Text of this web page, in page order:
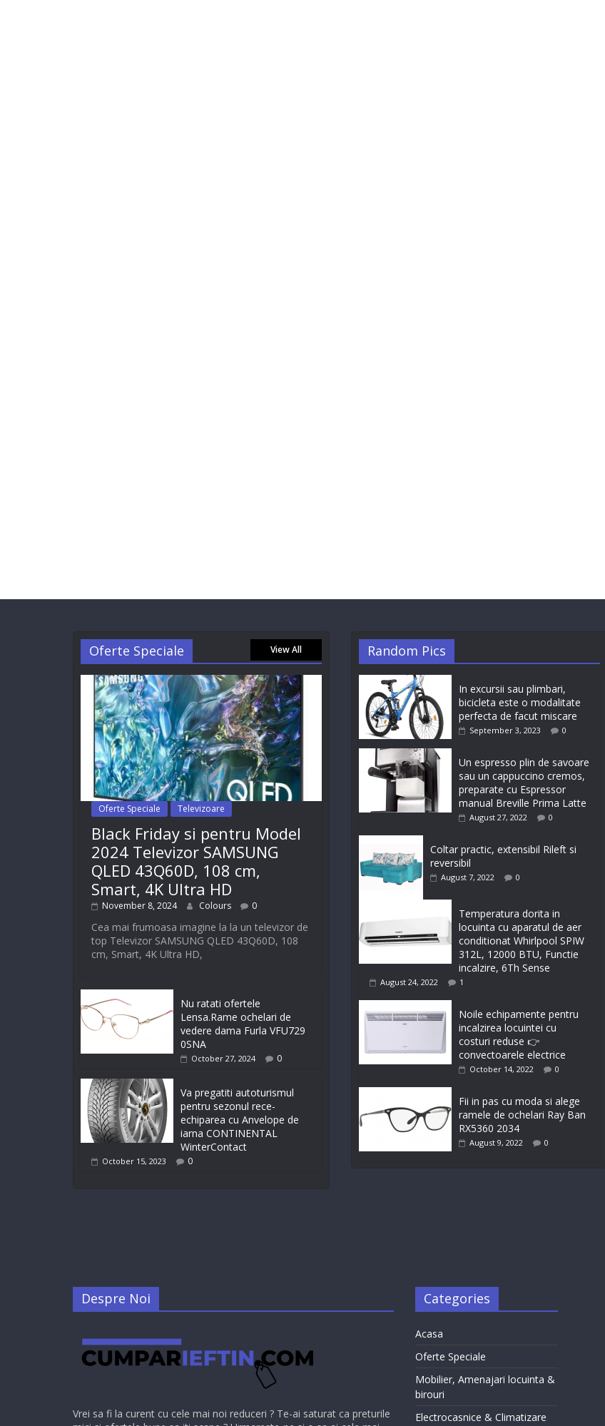
Oferte Speciale View All
Oferte Speciale Televizoare
Black Friday si pentru Model
2024 Televizor SAMSUNG
QLED 43Q60D, 108 cm,
Smart, 4K Ultra HD
November 8, 2024 Colours 0
Cea mai frumoasa imagine la la un televizor de
top Televizor SAMSUNG QLED 43Q60D, 108
cm, Smart, 4K Ultra HD,
Nu ratati ofertele
Lensa.Rame ochelari de
vedere dama Furla VFU729
0SNA
October 27, 2024 0
Va pregatiti autoturismul
pentru sezonul rece-
echiparea cu Anvelope de
iarna CONTINENTAL
WinterContact
October 15, 2023 0
Random Pics
In excursii sau plimbari,
bicicleta este o modalitate
perfecta de facut miscare
September 3, 2023 0
Un espresso plin de savoare
sau un cappuccino cremos,
preparate cu Espressor
manual Breville Prima Latte
August 27, 2022 0
Coltar practic, extensibil Rileft si
reversibil
August 7, 2022 0
Temperatura dorita in
locuinta cu aparatul de aer
conditionat Whirlpool SPIW
312L, 12000 BTU, Functie
incalzire, 6Th Sense
August 24, 2022 1
Noile echipamente pentru
incalzirea locuintei cu
costuri reduse 👉
convectoarele electrice
October 14, 2022 0
Fii in pas cu moda si alege
ramele de ochelari Ray Ban
RX5360 2034
August 9, 2022 0
Despre Noi
Vrei sa fi la curent cu cele mai noi reduceri ? Te-ai saturat ca preturile
Categories
Acasa
Oferte Speciale
Mobilier, Amenajari locuinta &
birouri
Electrocasnice & Climatizare